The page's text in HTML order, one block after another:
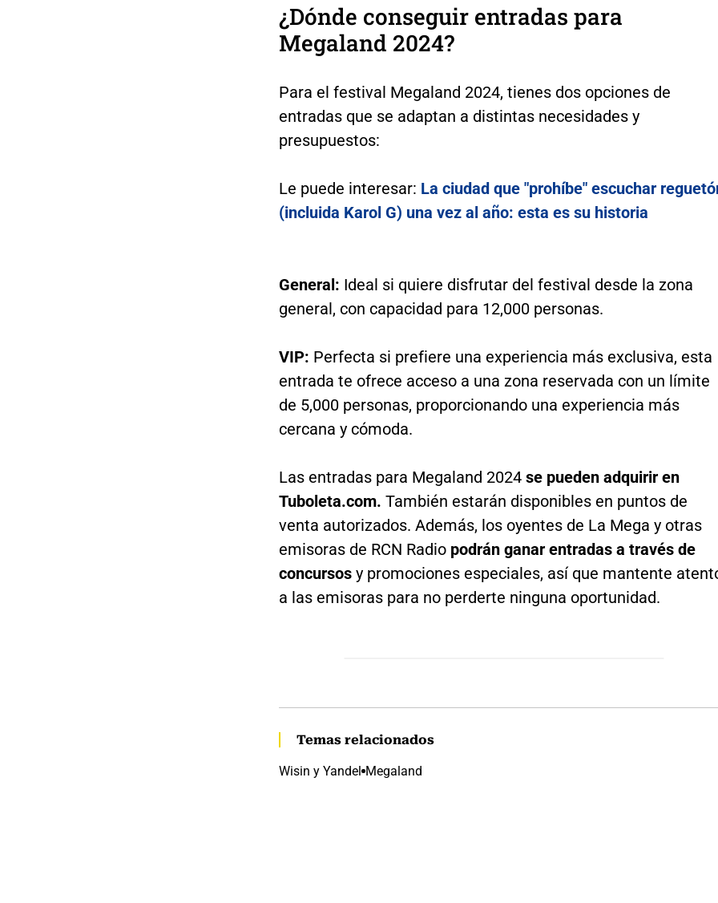
¿Dónde conseguir entradas para
Megaland 2024?
Para el festival Megaland 2024, tienes dos opciones de
entradas que se adaptan a distintas necesidades y
presupuestos:
Le puede interesar: La ciudad que "prohíbe" escuchar
(incluida Karol G) una vez al año: esta es su historia
General: Ideal si quiere disfrutar del festival desde la zona
general, con capacidad para 12,000 personas.
VIP: Perfecta si prefiere una experiencia más exclusiva, esta
entrada te ofrece acceso a una zona reservada con un límite
de 5,000 personas, proporcionando una experiencia más
cercana y cómoda.
Las entradas para Megaland 2024 se pueden adquirir en
Tuboleta.com. También estarán disponibles en puntos de
venta autorizados. Además, los oyentes de La Mega y otras
emisoras de RCN Radio podrán ganar entradas a través de
concursosy promociones especiales, así que mantente
a las emisoras para no perderte ninguna oportunidad.
Temas relacionados
Wisin y Yandel Megaland